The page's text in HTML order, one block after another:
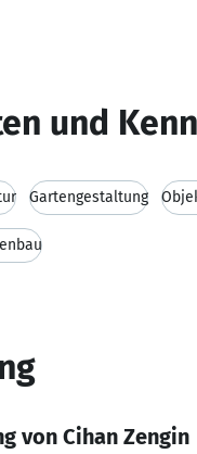
und
Gartengestaltung
von Cihan Zengin